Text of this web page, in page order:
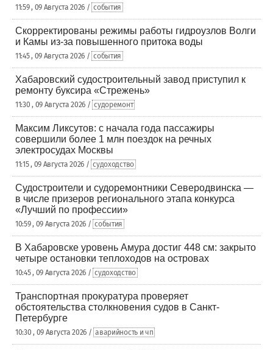
11:59 , 09 Августа 2026 / события
Скорректированы режимы работы гидроузлов Волги
и Камы из-за повышенного притока воды
11:45 , 09 Августа 2026 / события
Хабаровский судостроительный завод приступил к
ремонту буксира «Стрежень»
11:30 , 09 Августа 2026 / судоремонт
Максим Ликсутов: с начала года пассажиры
совершили более 1 млн поездок на речных
электросудах Москвы
11:15 , 09 Августа 2026 / судоходство
Судостроители и судоремонтники Северодвинска —
в числе призеров регионального этапа конкурса
«Лучший по профессии»
10:59 , 09 Августа 2026 / события
В Хабаровске уровень Амура достиг 448 см: закрыто
четыре остановки теплоходов на островах
10:45 , 09 Августа 2026 / судоходство
Транспортная прокуратура проверяет
обстоятельства столкновения судов в Санкт-
Петербурге
10:30 , 09 Августа 2026 / аварийность и чп